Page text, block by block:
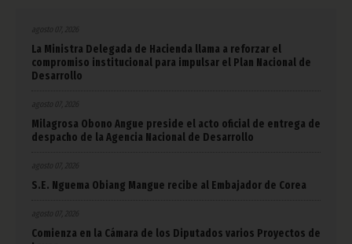
agosto 07, 2026
La Ministra Delegada de Hacienda llama a reforzar el
compromiso institucional para impulsar el Plan Nacional de
Desarrollo
agosto 07, 2026
Milagrosa Obono Angue preside el acto oficial de entrega de
despacho de la Agencia Nacional de Desarrollo
agosto 07, 2026
S.E. Nguema Obiang Mangue recibe al Embajador de Corea
agosto 07, 2026
Comienza en la Cámara de los Diputados varios Proyectos de